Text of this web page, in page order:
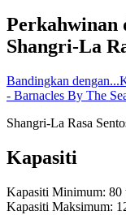
Perkahwinan
Shangri-La
Bandingkan dengan...
- Barnacles By The
Shangri-La Rasa
Kapasiti
Kapasiti Minimum: 80
Kapasiti Maksimum: